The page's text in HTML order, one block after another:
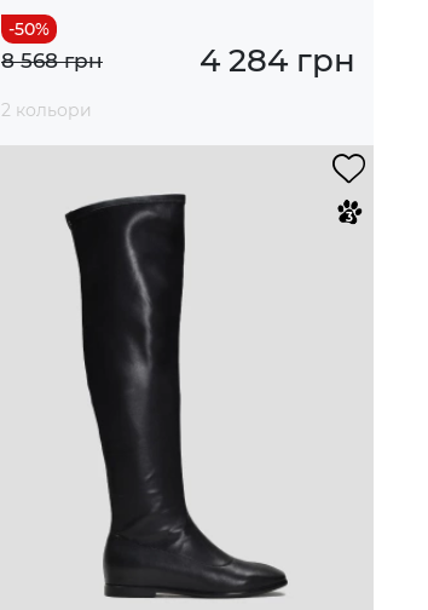
4 284 грн
8 568 грн
2 кольори